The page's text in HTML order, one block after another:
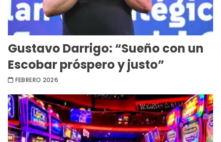
Gustavo Darrigo: “Sueño con un
Escobar próspero y justo”
FEBRERO 2026